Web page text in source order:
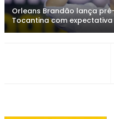
Orleans Brandão lança
Tocantina com